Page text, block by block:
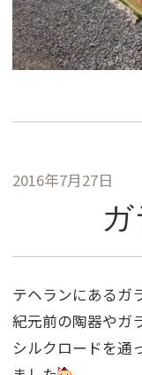
2016年7月27日
テヘランにあるガ
紀元前の陶器やガ
シルクロードを通